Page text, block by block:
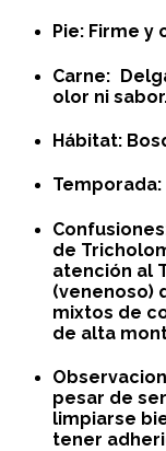
Pie: Firme y
Carne:
olor ni
Hábitat:
Temporada:
de
atención al
(venenoso)
mixtos de
de alta
pesar de
limpiarse
tener